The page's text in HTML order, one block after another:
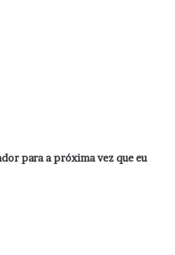
para a próxima vez que eu